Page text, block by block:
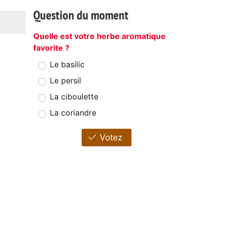
Question du moment
Quelle est votre herbe aromatique
favorite ?
Le basilic
Le persil
La ciboulette
La coriandre
Votez